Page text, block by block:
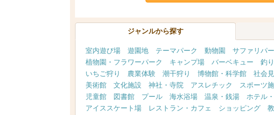
ジャンルから探す
室内遊び場 遊園地 テーマパーク 動物園 サファリパ
植物園・フラワーパーク
キャンプ場 バーベキュー 釣り
いちご狩り
農業体験 潮干狩り 博物館・科学館 社会
美術館
文化施設 神社・寺院 アスレチック スポーツ
児童館
図書館 プール 海水浴場 温泉・銭湯 ホテル
アイススケート場
レストラン・カフェ ショッピング